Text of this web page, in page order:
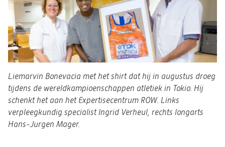
Liemarvin Bonevacia met het shirt dat hij in augustus droeg
tijdens de wereldkampioenschappen atletiek in Tokio. Hij
schenkt het aan het Expertisecentrum ROW. Links
verpleegkundig specialist Ingrid Verheul, rechts longarts
Hans-Jurgen Mager.